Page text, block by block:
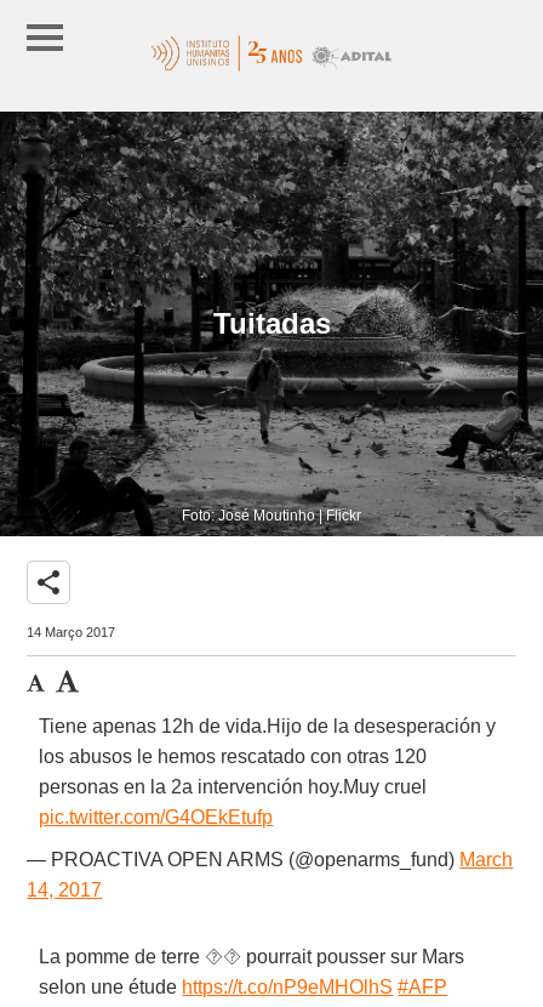
Tuitadas
Foto: José Moutinho | Flickr
share
14 Março 2017
Tiene apenas 12h de vida.Hijo de la desesperación y
los abusos le hemos rescatado con otras 120
personas en la 2a intervención hoy.Muy cruel
pic.twitter.com/G4OEkEtufp
— PROACTIVA OPEN ARMS (@openarms_fund) March
14, 2017
La pomme de terre ⯑⯑ pourrait pousser sur Mars
selon une étude https://t.co/nP9eMHOlhS #AFP